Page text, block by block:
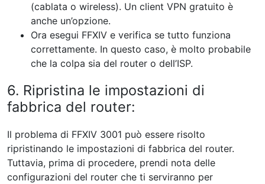
(cablata o wireless). Un client VPN gratuito è
anche un’opzione.
Ora esegui FFXIV e verifica se tutto funziona
correttamente. In questo caso, è molto probabile
che la colpa sia del router o dell’ISP.
6. Ripristina le impostazioni di
fabbrica del router:
Il problema di FFXIV 3001 può essere risolto
ripristinando le impostazioni di fabbrica del router.
Tuttavia, prima di procedere, prendi nota delle
configurazioni del router che ti serviranno per